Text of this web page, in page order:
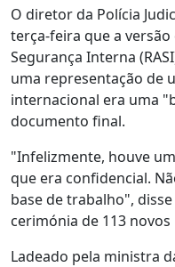
O diretor da Polícia
terça-feira que a
Segurança Interna
uma representação de
internacional era uma
documento final.
"Infelizmente, houve
que era confidencial.
base de trabalho",
cerimónia de 113 novos
Ladeado pela ministra